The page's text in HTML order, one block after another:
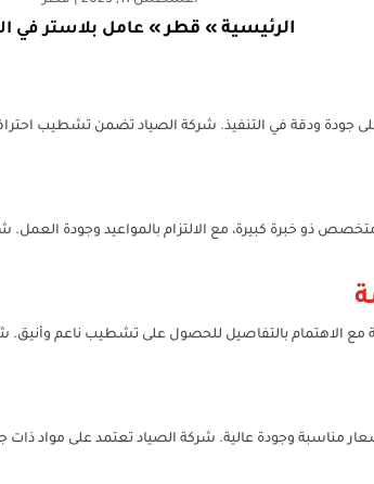
الرئيسية » قطر» عامل بلاستر في
جودة ودقة في التنفيذ. شركة الصياد تضمن تشطيب
ذو خبرة كبيرة، مع الالتزام بالمواعيد وجودة العمل.
مع الاهتمام بالتفاصيل للحصول على تشطيب ناعم
مناسبة وجودة عالية. شركة الصياد تعتمد على مواد ذات